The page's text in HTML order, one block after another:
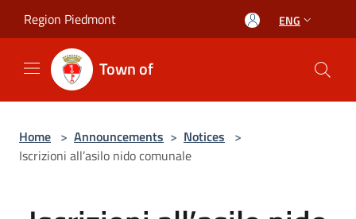
Region Piedmont ENG
Town of
Home > Announcements > Notices >
Iscrizioni all’asilo nido comunale